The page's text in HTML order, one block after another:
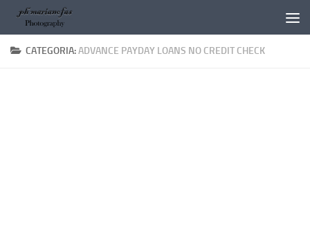
Salta al contenuto
CATEGORIA:ADVANCE PAYDAY LOANS NO CREDIT CHECK